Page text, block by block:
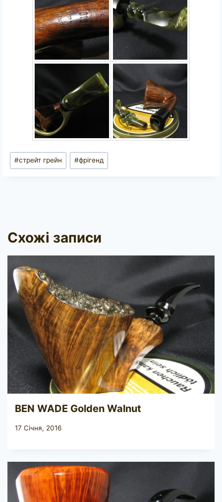
Позначки
запису:
#стрейт грейн #фрігенд
Схожі записи
BEN WADE Golden Walnut
17 Січня, 2016